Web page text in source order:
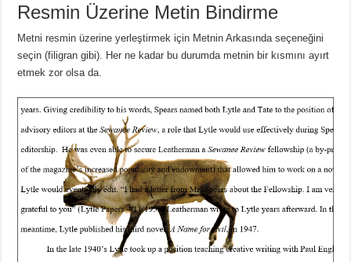
Resmin Üzerine Metin Bindirme
Metni resmin üzerine yerleştirmek için Metnin Arkasında seçeneğini
seçin (filigran gibi). Her ne kadar bu durumda metnin bir kısmını ayırt
etmek zor olsa da.